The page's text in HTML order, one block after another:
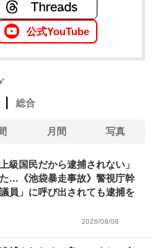
公式YouTube
総合
月間 写真
級国民だから逮捕されない」
…《池袋暴走事故》警視庁幹
員」に呼び出されても逮捕を
2026/08/08